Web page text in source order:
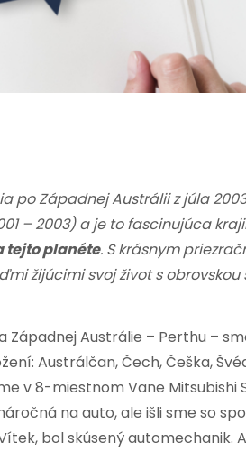
po Západnej Austrálii z júla
– 2003) a je to fascinujúca
tejto planéte. S krásnym
žijúcimi svoj život s
Západnej Austrálie – Perthu –
Austrálčan, Čech, Češka,
v 8-miestnom Vane Mitsubishi
na auto, ale išli sme so
bol skúsený automechanik.